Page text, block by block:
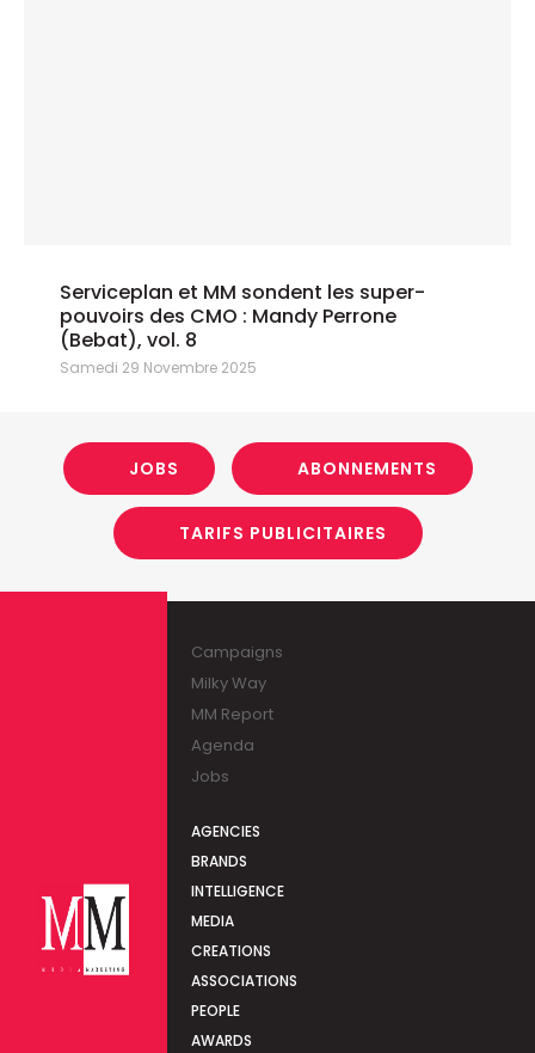
Serviceplan et MM sondent les super-
pouvoirs des CMO : Mandy Perrone
(Bebat), vol. 8
Samedi 29 Novembre 2025
JOBS ABONNEMENTS
TARIFS PUBLICITAIRES
Campaigns
Milky Way
MM Report
Agenda
Jobs
AGENCIES
BRANDS
INTELLIGENCE
MEDIA
CREATIONS
ASSOCIATIONS
PEOPLE
AWARDS